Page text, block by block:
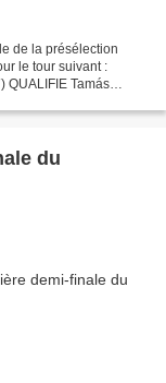
de la présélection
le tour suivant :
QUALIFIE Tamás
du